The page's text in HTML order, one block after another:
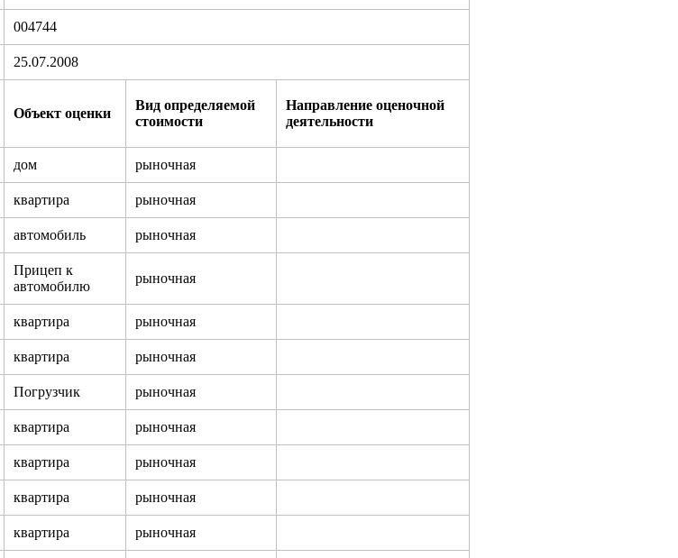
004744
25.07.2008
Объект оценки
Вид определяемой
стоимости
Направление оценочной
деятельности
дом рыночная
квартира рыночная
автомобиль рыночная
Прицеп к
автомобилю
рыночная
квартира рыночная
квартира рыночная
Погрузчик рыночная
квартира рыночная
квартира рыночная
квартира рыночная
квартира рыночная